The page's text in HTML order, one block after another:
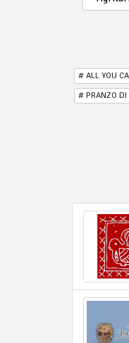
# ALL YOU
# PRANZO DI